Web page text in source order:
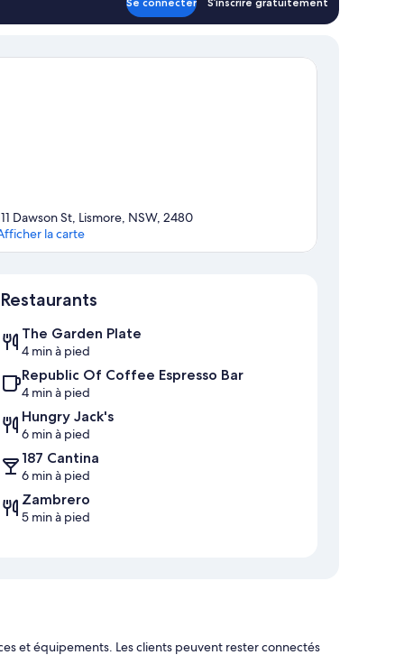
Dawson St, Lismore, NSW, 2480
la carte
Restaurants
The Garden Plate
4 min à pied
Republic Of Coffee Espresso Bar
4 min à pied
Hungry Jack's
6 min à pied
187 Cantina
6 min à pied
Zambrero
5 min à pied
et équipements. Les clients peuvent rester connectés